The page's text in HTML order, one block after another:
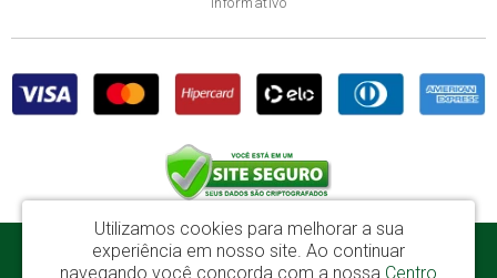
Disba Móveis Salvador Ltda - CNPJ: 52.081.184/0001-65
Utilizamos cookies para melhorar a sua
experiência em nosso site. Ao continuar
navegando você concorda com a nossa Centro